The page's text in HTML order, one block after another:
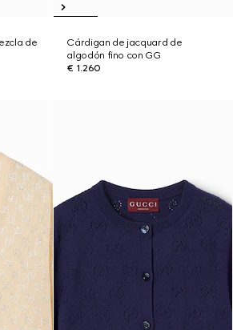
de
Cárdigan de jacquard de
algodón fino con GG
€ 1.260